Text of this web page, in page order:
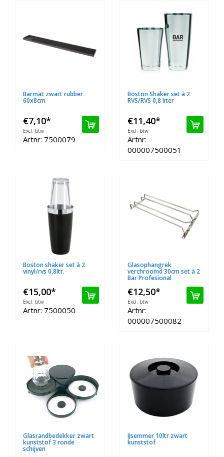
Barmat zwart rubber
60x8cm
€7,10*
Excl. btw
Artnr: 7500079
Boston Shaker set à 2
RVS/RVS 0,8 liter
€11,40*
Excl. btw
Artnr:
000007500051
Boston shaker set à 2
vinyl/rvs 0,8ltr.
€15,00*
Excl. btw
Artnr: 7500050
Glasophangrek
verchroomd 30cm set à 2
Bar Profesional
€12,50*
Excl. btw
Artnr:
000007500082
Glasrandbedekker zwart
kunststof 3 ronde
schijven
IJsemmer 10ltr zwart
kunststof